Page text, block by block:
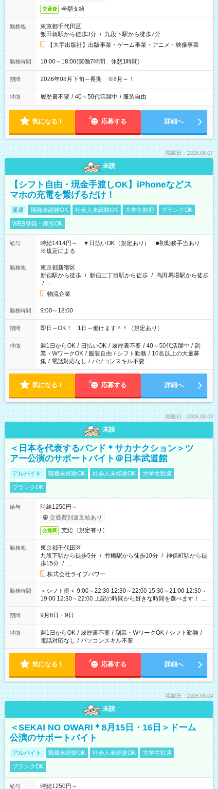
交通費 全額支給
勤務地
東京都千代田区
飯田橋駅から徒歩3分 / 九段下駅から徒歩7分
【大手出版社】出版事業・ゲーム事業・アニメ・映像事業
勤務時間 10:00～18:00(実働7時間 休憩1時間)
期間 2026年08月下旬～長期 ※8月～！
特徴 履歴書不要 / 40～50代活躍中 / 服装自由
気になる！ 応募する 詳細へ
掲載日：2026.08.07
未読
【シフト自由・現金手渡しOK】iPhoneなどス
マホの充電を繋げるだけ！
派遣 職種未経験OK 社会人未経験OK 大学生歓迎
ブランクOK
WEB登録・面接OK
給与
時給1414円～ ▼日払いOK（規定あり） ■初勤務手当あり
※規定による
勤務地
東京都新宿区
新宿駅から徒歩 / 新宿三丁目駅から徒歩 / 高田馬場駅から徒歩
/ …
物流企業
勤務時間 9:00～18:00
期間 即日～OK！ 1日～働けます＾＾（規定あり）
特徴 週1日からOK / 日払いOK / 履歴書不要 / 40～50代活躍中 / 副
業・WワークOK / 服装自由 / シフト勤務 / 10名以上の大量募
集 / 電話対応なし / パソコンスキル不要
気になる！ 応募する 詳細へ
掲載日：2026.08.03
未読
＜日本を代表するバンド＊サカナクション＞ツ
アー公演のサポートバイト＠日本武道館
アルバイト 職種未経験OK 社会人未経験OK
大学生歓迎
ブランクOK
給与
時給1250円～
交通費別途支給あり
交通費 支給（規定有り）
勤務地
東京都千代田区
九段下駅から徒歩5分 / 竹橋駅から徒歩10分 / 神保町駅から徒
歩15分 / …
株式会社ライブパワー
勤務時間
＜シフト例＞ 9:00～22:30 12:30～22:00 15:30～21:00 12:30～
19:00 12:30～22:00 上記の時間から好きな時間を選べます！ ※
時間は変更となる可能性があります
期間 9月8日・9日
特徴 週1日からOK / 履歴書不要 / 副業・WワークOK / シフト勤務 /
電話対応なし / パソコンスキル不要
気になる！ 応募する 詳細へ
掲載日：2026.08.04
未読
＜SEKAI NO OWARI＊8月15日・16日＞ドーム
公演のサポートバイト
アルバイト 職種未経験OK 社会人未経験OK
大学生歓迎
ブランクOK
給与 時給1250円～